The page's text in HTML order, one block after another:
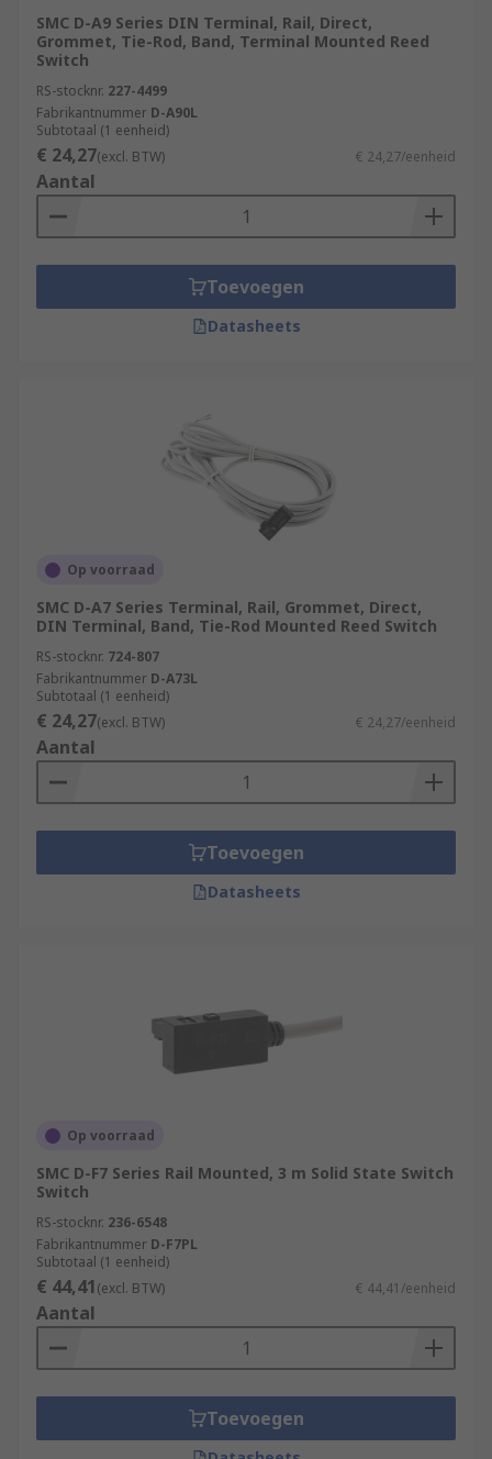
SMC D-A9 Series DIN Terminal, Rail, Direct,
Grommet, Tie-Rod, Band, Terminal Mounted Reed
Switch
RS-stocknr. 227-4499
Fabrikantnummer D-A90L
Subtotaal (1 eenheid)
€ 24,27(excl. BTW) € 24,27/eenheid
Aantal
Toevoegen
Datasheets
Op voorraad
SMC D-A7 Series Terminal, Rail, Grommet, Direct,
DIN Terminal, Band, Tie-Rod Mounted Reed Switch
RS-stocknr. 724-807
Fabrikantnummer D-A73L
Subtotaal (1 eenheid)
€ 24,27(excl. BTW) € 24,27/eenheid
Aantal
Toevoegen
Datasheets
Op voorraad
SMC D-F7 Series Rail Mounted, 3 m Solid State Switch
Switch
RS-stocknr. 236-6548
Fabrikantnummer D-F7PL
Subtotaal (1 eenheid)
€ 44,41(excl. BTW) € 44,41/eenheid
Aantal
Toevoegen